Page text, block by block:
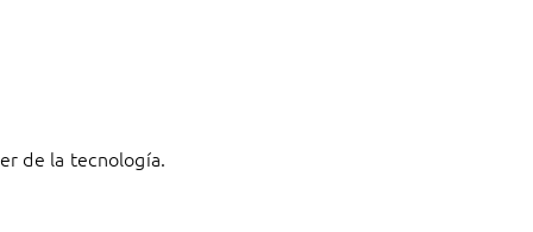
de la tecnología.